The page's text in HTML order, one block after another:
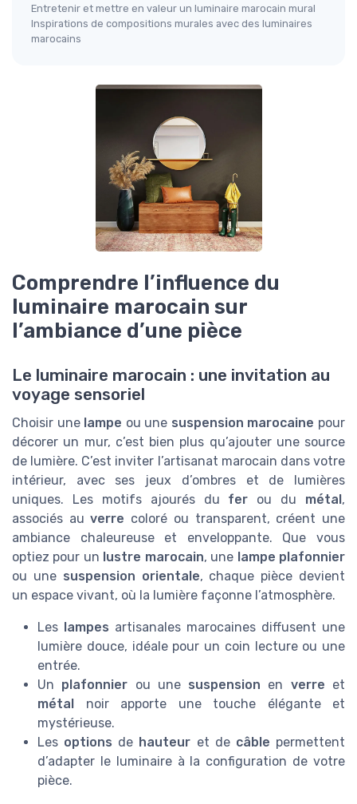
Entretenir et mettre en valeur un luminaire marocain mural
Inspirations de compositions murales avec des luminaires
marocains
Comprendre l’influence du
luminaire marocain sur
l’ambiance d’une pièce
Le luminaire marocain : une invitation au
voyage sensoriel
Choisir une lampe ou une suspension marocaine pour
décorer un mur, c’est bien plus qu’ajouter une source
de lumière. C’est inviter l’artisanat marocain dans votre
intérieur, avec ses jeux d’ombres et de lumières
uniques. Les motifs ajourés du fer ou du métal,
associés auverre coloré ou transparent, créent une
ambiance chaleureuse et enveloppante. Que vous
optiez pour un lustre marocain, une lampe plafonnier
ou une suspension orientale, chaque pièce devient
un espace vivant, où la lumière façonne l’atmosphère.
Les lampes artisanales marocaines diffusent une
lumière douce, idéale pour un coin lecture ou une
entrée.
Un plafonnier ou une suspension en verre et
métal noir apporte une touche élégante et
mystérieuse.
Les options de hauteur et de câble permettent
d’adapter le luminaire à la configuration de votre
pièce.